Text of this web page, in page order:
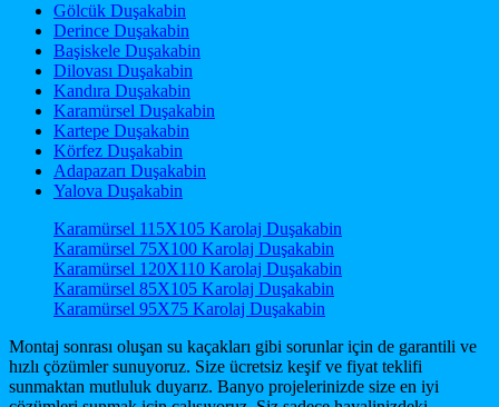
Gölcük Duşakabin
Derince Duşakabin
Başiskele Duşakabin
Dilovası Duşakabin
Kandıra Duşakabin
Karamürsel Duşakabin
Kartepe Duşakabin
Körfez Duşakabin
Adapazarı Duşakabin
Yalova Duşakabin
Karamürsel 115X105 Karolaj Duşakabin
Karamürsel 75X100 Karolaj Duşakabin
Karamürsel 120X110 Karolaj Duşakabin
Karamürsel 85X105 Karolaj Duşakabin
Karamürsel 95X75 Karolaj Duşakabin
Montaj sonrası oluşan su kaçakları gibi sorunlar için de garantili ve
hızlı çözümler sunuyoruz. Size ücretsiz keşif ve fiyat teklifi
sunmaktan mutluluk duyarız. Banyo projelerinizde size en iyi